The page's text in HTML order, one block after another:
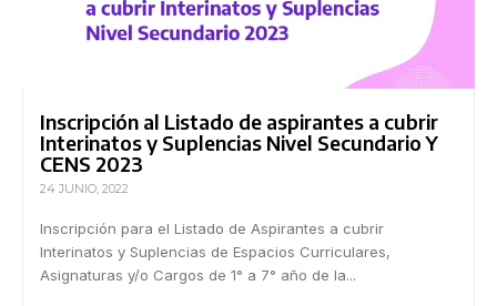
Inscripción al Listado de aspirantes a cubrir
Interinatos y Suplencias Nivel Secundario Y
CENS 2023
24 JUNIO, 2022
Inscripción para el Listado de Aspirantes a cubrir
Interinatos y Suplencias de Espacios Curriculares,
Asignaturas y/o Cargos de 1° a 7° año de la...